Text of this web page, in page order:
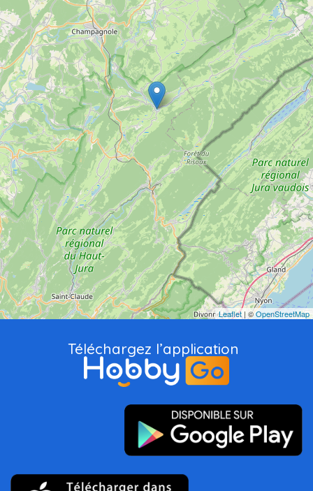
Leaflet | ©OpenStreetMap
Téléchargez l’application